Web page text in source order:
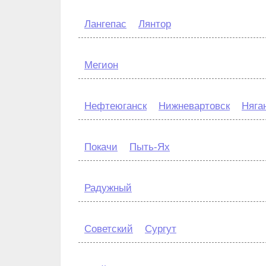
Лангепас Лянтор
Мегион
Нефтеюганск Нижневартовск
Покачи Пыть-Ях
Радужный
Советский Сургут